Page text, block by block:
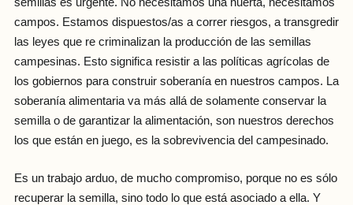
semillas es urgente. No necesitamos una huerta, necesitamos
campos. Estamos dispuestos/as a correr riesgos, a transgredir
las leyes que re criminalizan la producción de las semillas
campesinas. Esto significa resistir a las políticas agrícolas de
los gobiernos para construir soberanía en nuestros campos. La
soberanía alimentaria va más allá de solamente conservar la
semilla o de garantizar la alimentación, son nuestros derechos
los que están en juego, es la sobrevivencia del campesinado.
Es un trabajo arduo, de mucho compromiso, porque no es sólo
recuperar la semilla, sino todo lo que está asociado a ella. Y